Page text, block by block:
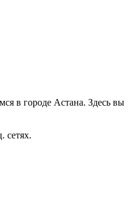
в городе Астана. Здесь вы
сетях.